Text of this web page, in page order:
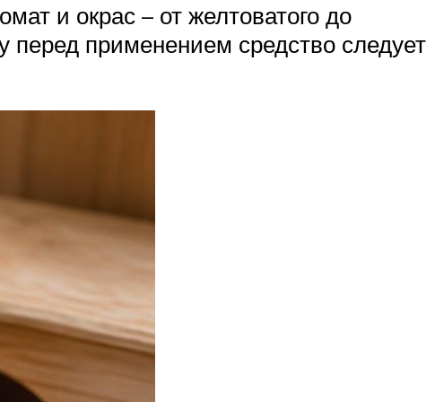
и окрас – от желтоватого до
перед применением средство следует